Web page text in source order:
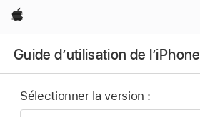
Apple
Guide d’utilisation de l’iPhone
Sélectionner la version :